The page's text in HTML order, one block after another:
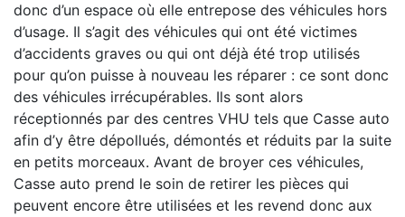
donc d’un espace où elle entrepose des véhicules hors
d’usage. Il s’agit des véhicules qui ont été victimes
d’accidents graves ou qui ont déjà été trop utilisés
pour qu’on puisse à nouveau les réparer : ce sont donc
des véhicules irrécupérables. Ils sont alors
réceptionnés par des centres VHU tels que Casse auto
afin d’y être dépollués, démontés et réduits par la suite
en petits morceaux. Avant de broyer ces véhicules,
Casse auto prend le soin de retirer les pièces qui
peuvent encore être utilisées et les revend donc aux